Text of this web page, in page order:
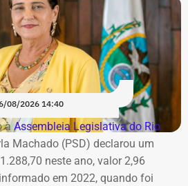
08/2026 14:40
à Assembleia Legislativa do Rio
Machado (PSD) declarou um
neste ano, valor 2,96
em 2022, quando foi